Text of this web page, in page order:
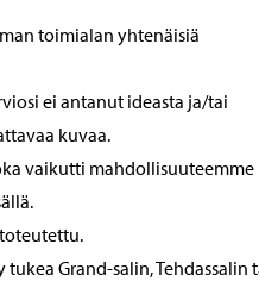
toimialan yhtenäisiä
ei antanut ideasta ja/tai
kuvaa.
vaikutti mahdollisuuteemme
Grand-salin, Tehdassalin